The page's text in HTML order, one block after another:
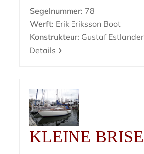
Segelnummer: 78
Werft: Erik Eriksson Boot
Konstrukteur: Gustaf Estlander
Details
KLEINE BRISE